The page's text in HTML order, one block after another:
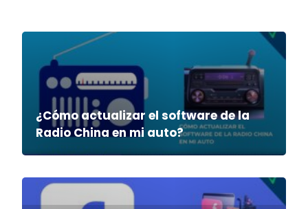
¿Cómo actualizar el software de la
Radio China en mi auto?